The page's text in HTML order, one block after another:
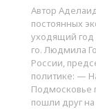
Автор
постоянных
уходящий год
го. Людмила
России,
политике: —
пошли друг